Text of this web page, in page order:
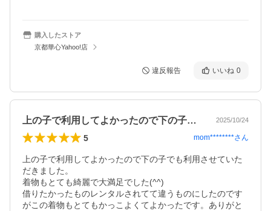
購入したストア
京都華心Yahoo!店
違反報告 いいね 0
上の子で利用してよかったので下の子でも… 2025/10/24
5 mom********さん
上の子で利用してよかったので下の子でも利用させていた
だきました。
着物もとても綺麗で大満足でした(^^)
借りたかったものレンタルされてて違うものにしたのです
がこの着物もとてもかっこよくてよかったです。ありがと